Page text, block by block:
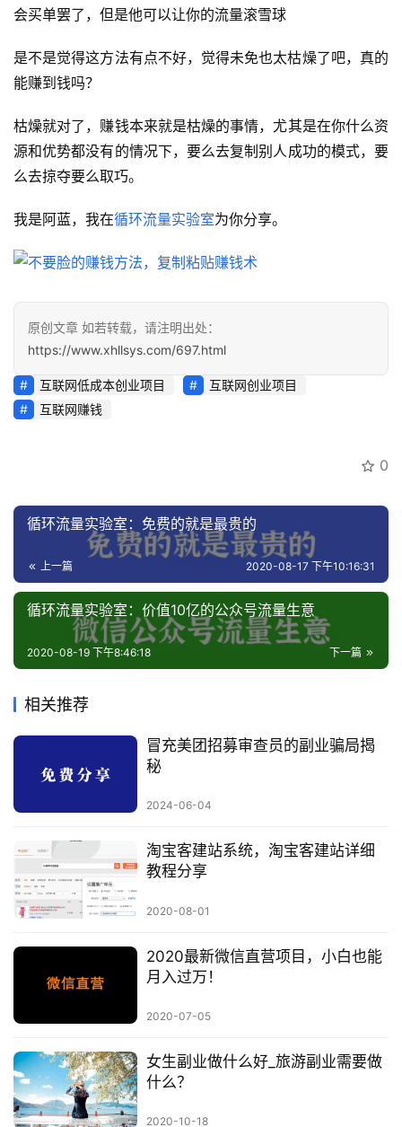
创
资
源
会
员
区
会买单罢了，但是他可以让你的流量滚雪球​
是不是觉得这方法有点不好，觉得未免也太枯燥了吧​，真的
能赚到钱吗？
枯燥就对了，赚钱本来就是枯燥的事情，尤其是在你什么资
源和优势都没有的情况下，要么去复制别人成功的模式，要
么去掠夺要么取巧​。
我是阿蓝，我在循环流量实验室为你分享。
原创文章 如若转载，请注明出处：
https://www.xhllsys.com/697.html
互联网低成本创业项目
互联网创业项目
互联网赚钱
0
循环流量实验室：免费的就是最贵的
上一篇 2020-08-17 下午10:16:31
循环流量实验室：价值10亿的公众号流量生意
下一篇
2020-08-19 下午8:46:18
相关推荐
冒充美团招募审查员的副业骗局揭
秘
2024-06-04
淘宝客建站系统，淘宝客建站详细
教程分享
2020-08-01
2020最新微信直营项目，小白也能
月入过万！
2020-07-05
女生副业做什么好_旅游副业需要做
什么？
2020-10-18